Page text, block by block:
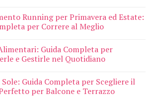
Running per Primavera ed Estate:
per Correre al Meglio
Guida Completa per
e Gestirle nel Quotidiano
Sole: Guida Completa per Scegliere il
per Balcone e Terrazzo